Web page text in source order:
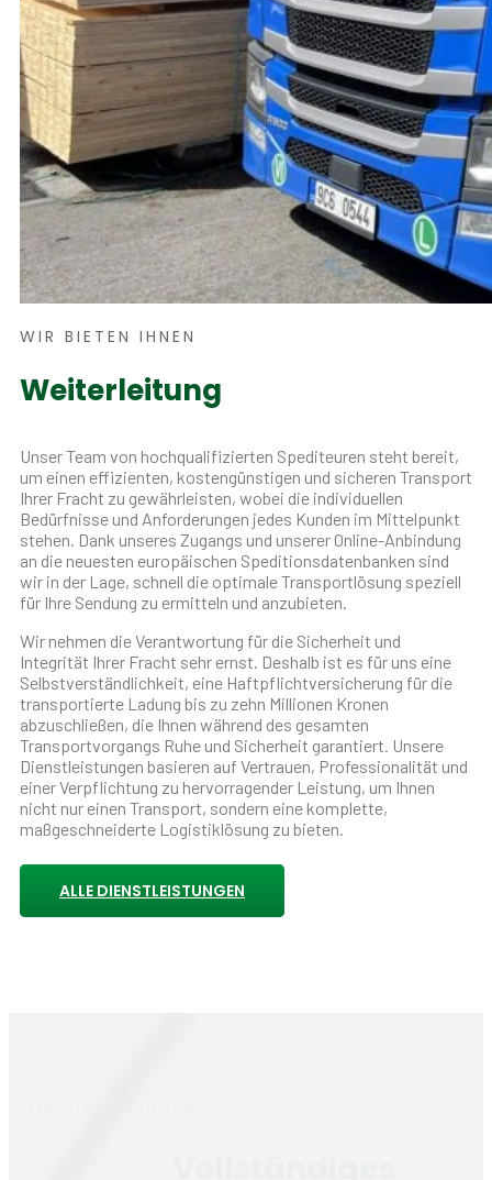
WIR BIETEN IHNEN
Weiterleitung
Unser Team von hochqualifizierten Spediteuren steht bereit,
um einen effizienten, kostengünstigen und sicheren Transport
Ihrer Fracht zu gewährleisten, wobei die individuellen
Bedürfnisse und Anforderungen jedes Kunden im Mittelpunkt
stehen. Dank unseres Zugangs und unserer Online-Anbindung
an die neuesten europäischen Speditionsdatenbanken sind
wir in der Lage, schnell die optimale Transportlösung speziell
für Ihre Sendung zu ermitteln und anzubieten.
Wir nehmen die Verantwortung für die Sicherheit und
Integrität Ihrer Fracht sehr ernst. Deshalb ist es für uns eine
Selbstverständlichkeit, eine Haftpflichtversicherung für die
transportierte Ladung bis zu zehn Millionen Kronen
abzuschließen, die Ihnen während des gesamten
Transportvorgangs Ruhe und Sicherheit garantiert. Unsere
Dienstleistungen basieren auf Vertrauen, Professionalität und
einer Verpflichtung zu hervorragender Leistung, um Ihnen
nicht nur einen Transport, sondern eine komplette,
maßgeschneiderte Logistiklösung zu bieten.
ALLE DIENSTLEISTUNGEN